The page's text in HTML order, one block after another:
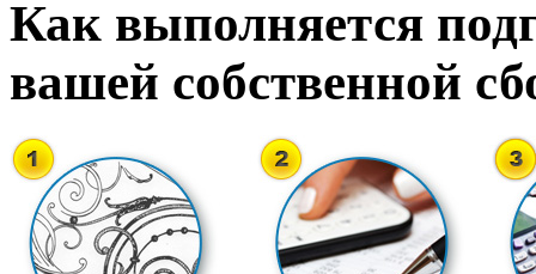
Как выполняется
вашей собственной